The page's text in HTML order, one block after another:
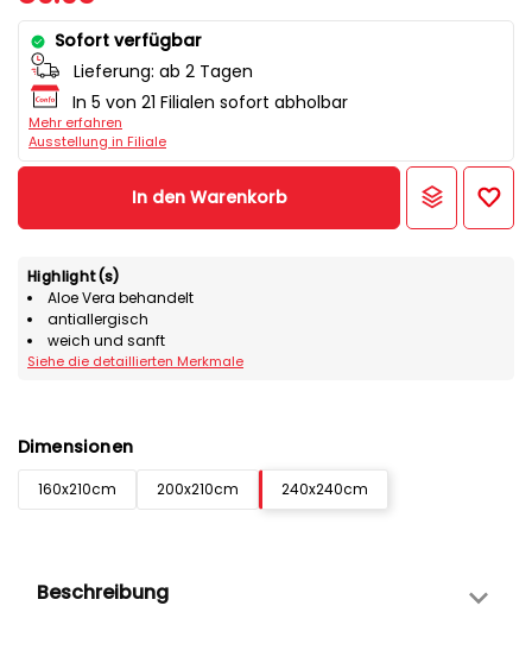
Sofort verfügbar
Lieferung: ab 2 Tagen
In 5 von 21 Filialen sofort abholbar
Mehr erfahren
Ausstellung in Filiale
In den Warenkorb
Highlight(s)
Aloe Vera behandelt
antiallergisch
weich und sanft
Siehe die detaillierten Merkmale
Dimensionen
160x210cm 200x210cm 240x240cm
Beschreibung